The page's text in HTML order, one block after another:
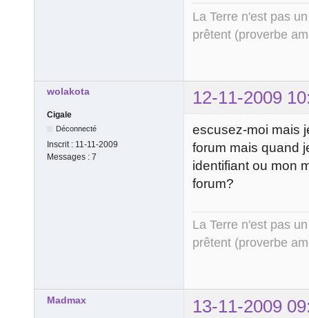
La Terre n'est pas
prêtent (proverbe
wolakota 12-11-2009
Cigale
Déconnecté
Inscrit : 11-11-2009
Messages : 7
escusez-moi mais
forum mais quand
identifiant ou mon
forum?
La Terre n'est pas
prêtent (proverbe
Madmax 13-11-2009